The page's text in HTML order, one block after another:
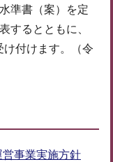
準書（案）を定
するとともに、
け付けます。（令
事業実施方針